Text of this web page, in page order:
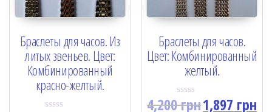
Браслеты для часов. Из
литых звеньев. Цвет:
Комбинированный
красно-желтый.
Браслеты для часов.
Цвет: Комбинированный
желтый.
R
4,200грн1,897 грн